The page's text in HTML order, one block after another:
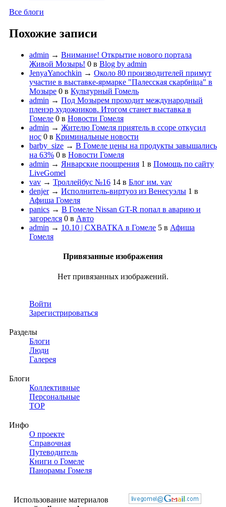
Все блоги
Похожие записи
admin → Внимание! Открытие нового портала
Живой Мозырь! 0 в Blog by admin
JenyaYanochkin → Около 80 производителей примут
участие в выставке-ярмарке "Палесская скарбнiца" в
Мозыре 0 в Культурный Гомель
admin → Под Мозырем проходит международный
пленэр художников. Итогом станет выставка в
Гомеле 0 в Новости Гомеля
admin → Жителю Гомеля приятель в ссоре откусил
нос 0 в Криминальные новости
barby_size → В Гомеле цены на продукты завышались
на 63% 0 в Новости Гомеля
admin → Январские поощрения 1 в Помощь по сайту
LiveGomel
vav → Троллейбус №16 14 в Блог им. vav
denjer→ Исполнитель-виртуоз из Венесуэлы 1 в
Афиша Гомеля
panics → В Гомеле Nissan GT-R попал в аварию и
загорелся 0 в Авто
admin → 10.10 | СХВАТКА в Гомеле 5 в Афиша
Гомеля
Привязанные изображения
Нет привязанных изображений.
Войти
Зарегистрироваться
Разделы
Блоги
Люди
Галерея
Блоги
Коллективные
Персональные
TOP
Инфо
О проекте
Справочная
Путеводитель
Книги о Гомеле
Панорамы Гомеля
Использование материалов